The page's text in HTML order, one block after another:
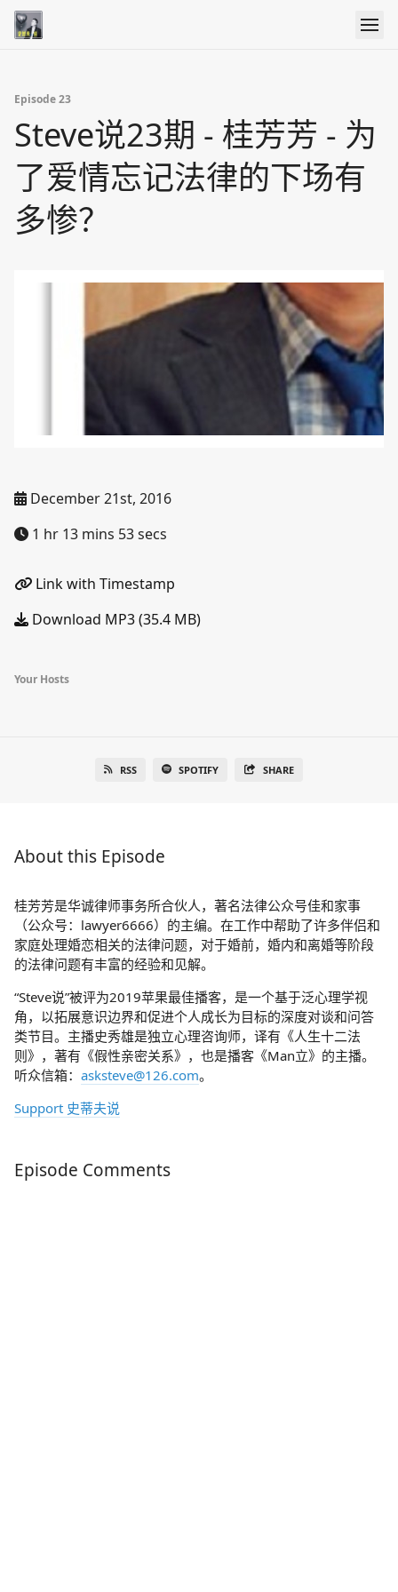
Episode 23
Steve说23期 - 桂芳芳 - 为
了爱情忘记法律的下场有
多惨？
December 21st, 2016
1 hr 13 mins 53 secs
Link with Timestamp
Download MP3 (35.4 MB)
Your Hosts
RSS SPOTIFY SHARE
About this Episode
桂芳芳是华诚律师事务所合伙人，著名法律公众号佳和家事
（公众号：lawyer6666）的主编。在工作中帮助了许多伴侣和
家庭处理婚恋相关的法律问题，对于婚前，婚内和离婚等阶段
的法律问题有丰富的经验和见解。
“Steve说”被评为2019苹果最佳播客，是一个基于泛心理学视
角，以拓展意识边界和促进个人成长为目标的深度对谈和问答
类节目。主播史秀雄是独立心理咨询师，译有《人生十二法
则》，著有《假性亲密关系》，也是播客《Man立》的主播。
听众信箱： asksteve@126.com。
Support 史蒂夫说
Episode Comments